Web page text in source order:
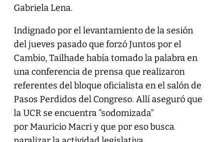
Gabriela Lena.
Indignado por el levantamiento de la sesión
del jueves pasado que forzó Juntos por el
Cambio, Tailhade había tomado la palabra en
una conferencia de prensa que realizaron
referentes del bloque oficialista en el salón de
Pasos Perdidos del Congreso. Allí aseguró que
la UCR se encuentra “sodomizada”
por Mauricio Macri y que por eso busca